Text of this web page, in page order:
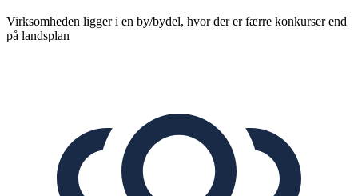
Virksomheden ligger i en by/bydel, hvor der er færre konkurser end
på landsplan